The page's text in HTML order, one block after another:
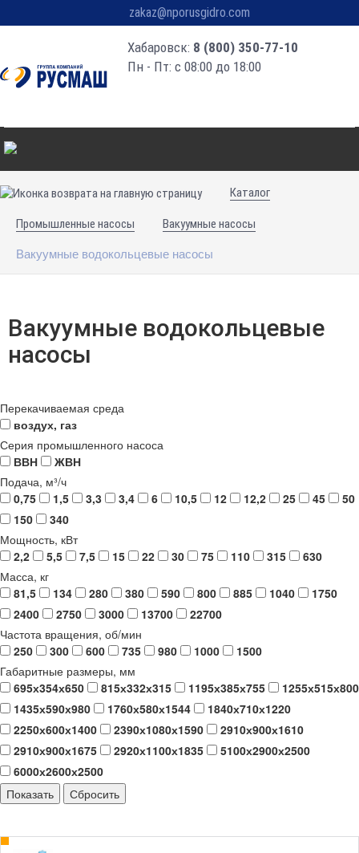
zakaz@nporusgidro.com
Хабаровск: 8 (800) 350-77-10
Пн - Пт: с 08:00 до 18:00
Каталог
Промышленные насосы Вакуумные насосы
Вакуумные водокольцевые насосы
Вакуумные водокольцевые
насосы
Перекачиваемая среда
воздух, газ
Серия промышленного насоса
ВВН
ЖВН
Подача, м³/ч
0,75
1,5 3,3 3,4 6 10,5 12 12,2 25 45
50
150
340
Мощность, кВт
2,2
5,5 7,5 15 22 30 75 110 315
630
Масса, кг
81,5
134 280 380 590 800 885 1040
1750
2400
2750 3000 13700
22700
Частота вращения, об/мин
250
300 600 735 980 1000
1500
Габаритные размеры, мм
695х354х650
815х332х315 1195х385х755
1255х515х800
1435х590х980
1760х580х1544
1840х710х1220
2250х600х1400
2390х1080х1590
2910х900х1610
2910х900х1675
2920х1100х1835
5100х2900х2500
6000х2600х2500